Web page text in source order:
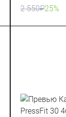
2 550₽25%